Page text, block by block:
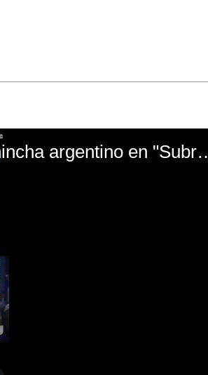
El mal momento de Yanina